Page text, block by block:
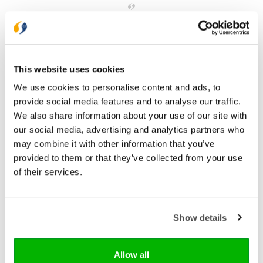
This website uses cookies
We use cookies to personalise content and ads, to
provide social media features and to analyse our traffic.
We also share information about your use of our site with
our social media, advertising and analytics partners who
may combine it with other information that you’ve
provided to them or that they’ve collected from your use
of their services.
Show details
Allow all
Bezorging binnen 1–2 werkdagen
Bekijk ook eens